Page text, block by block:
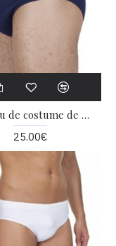
albastru de costume de baie
25.00€